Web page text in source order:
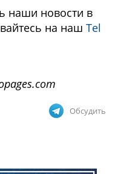
наши новости в
на наш Tel
Обсудить